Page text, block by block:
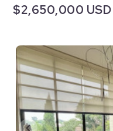
$2,650,000 USD